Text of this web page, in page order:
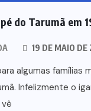
do Tarumã em
19 DE MAIO DE
algumas famílias
Infelizmente o